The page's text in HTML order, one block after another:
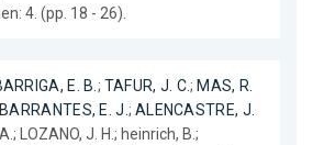
4. (pp. 18 - 26).
E. B.; TAFUR, J. C.; MAS, R.
BARRANTES, E. J.; ALENCASTRE, J.
LOZANO, J. H.; heinrich, B.;